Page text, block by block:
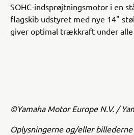
SOHC-indsprøjtningsmotor i en
flagskib udstyret med nye 14"
giver optimal trækkraft under alle
©Yamaha Motor Europe N.V. /
Oplysningerne og/eller